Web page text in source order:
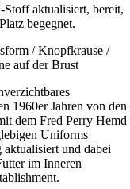
aktualisiert, bereit,
begegnet.
/ Knopfkrause /
auf der Brust
1960er Jahren von den
dem Fred Perry Hemd
Uniforms
aktualisiert und dabei
im Inneren